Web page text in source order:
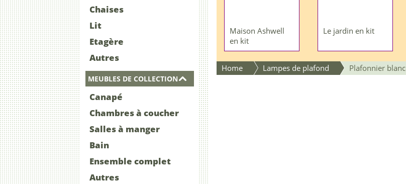
Chaises
Lit
Etagère
Autres
MEUBLES DE COLLECTION
Canapé
Chambres à coucher
Salles à manger
Bain
Ensemble complet
Autres
Maison Ashwell
en kit
Le jardin en kit
Home Lampes de plafond Plafonnier blanc